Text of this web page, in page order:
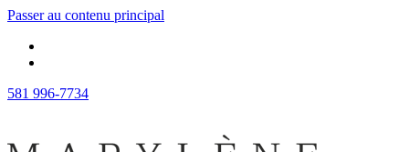
Passer au contenu principal
581 996-7734